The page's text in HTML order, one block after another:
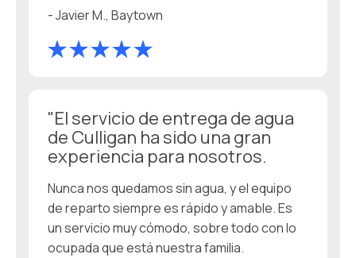
- Javier M., Baytown
"El servicio de entrega de agua
de Culligan ha sido una gran
experiencia para nosotros.
Nunca nos quedamos sin agua, y el equipo
de reparto siempre es rápido y amable. Es
un servicio muy cómodo, sobre todo con lo
ocupada que está nuestra familia.